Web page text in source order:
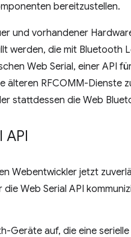
bereitzustellen.
und vorhandener
werden, die mit Bluetooth
Web Serial, einer API
RFCOMM-Dienste
stattdessen die Web
API
Webentwickler jetzt
Web Serial API
Geräte auf, die eine